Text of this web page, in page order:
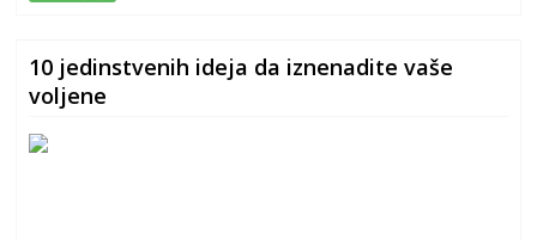
10 jedinstvenih ideja da iznenadite vaše
voljene